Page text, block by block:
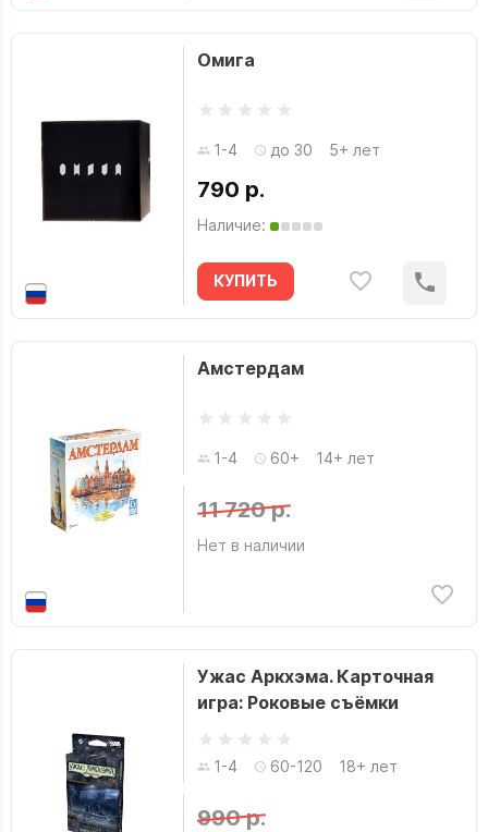
Омига
1-4 до 30 5+ лет
790 р.
Наличие:
КУПИТЬ
Амстердам
1-4 60+ 14+ лет
11 720 р.
Нет в наличии
Ужас Аркхэма. Карточная
игра: Роковые съёмки
1-4 60-120 18+ лет
990 р.